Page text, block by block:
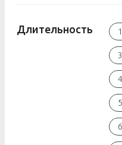
Длительность